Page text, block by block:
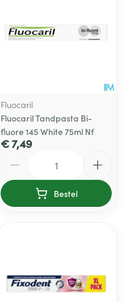
Fluocaril
Fluocaril Tandpasta Bi-
fluore 145 White 75ml Nf
€ 7,49
Bestel